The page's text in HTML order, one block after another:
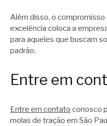
Além disso, o compromisso
excelência coloca a
para aqueles que buscam
padrão.
Entre em
Entre em contato conosco
molas de tração em São